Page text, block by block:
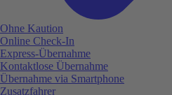
Ohne Kaution
Online Check-In
Express-Übernahme
Kontaktlose Übernahme
Übernahme via Smartphone
Zusatzfahrer